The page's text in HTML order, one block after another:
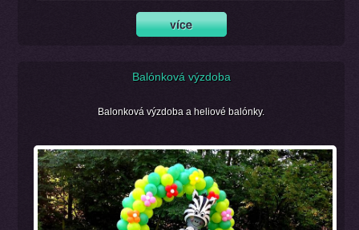
Balónková výzdoba
Balonková výzdoba a heliové balónky.